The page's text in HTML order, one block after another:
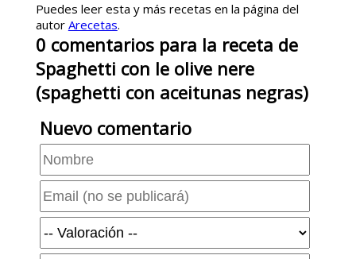
Puedes leer esta y más recetas en la página del
autor Arecetas.
0 comentariospara la receta de
Spaghetti con le olive nere
(spaghetti con aceitunas negras)
Nuevo comentario